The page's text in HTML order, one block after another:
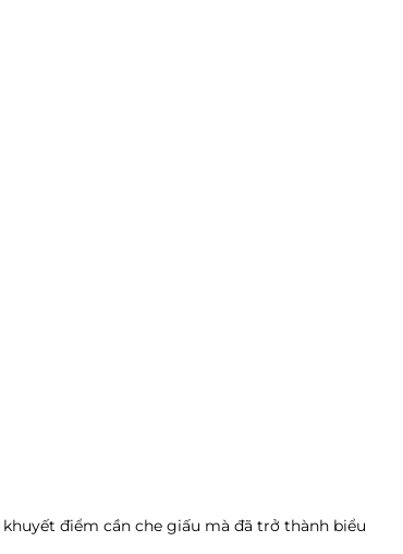
điểm cần che giấu mà đã trở thành biểu